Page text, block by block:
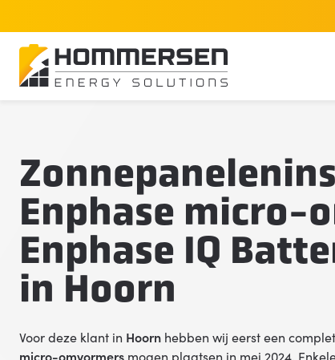
Home Zonnepaneleninstallatie met Enphase
Enphase micro-
Enphase IQ
in Hoorn
Voor deze klant in Hoorn hebben wij eerst een
micro-omvormers mogen plaatsen in mei 2024.